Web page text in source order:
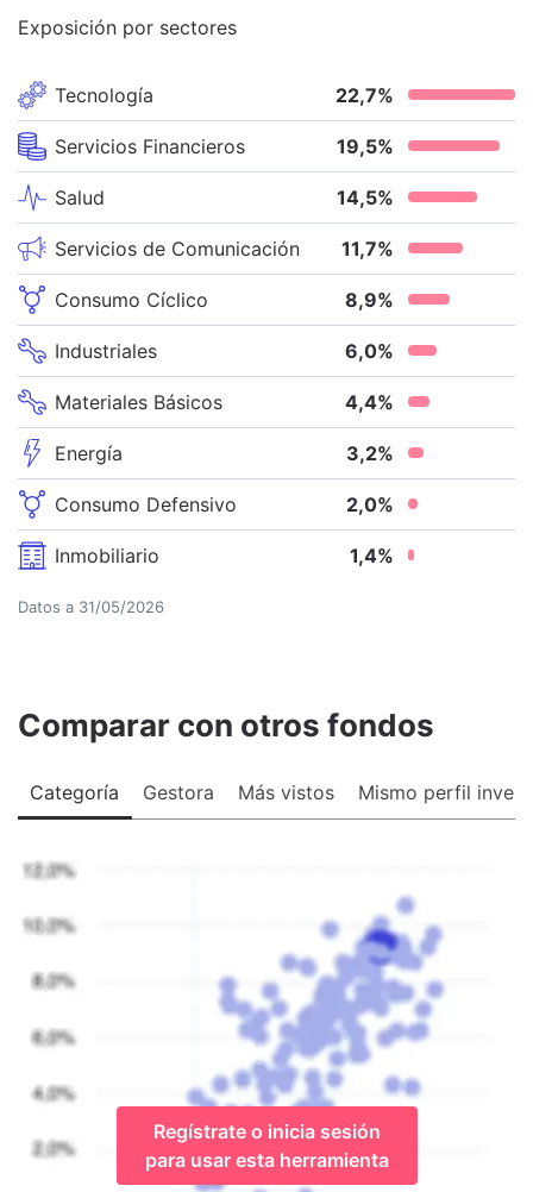
Exposición por sectores
Tecnología 22,7%
Servicios Financieros 19,5%
Salud 14,5%
Servicios de Comunicación 11,7%
Consumo Cíclico 8,9%
Industriales 6,0%
Materiales Básicos 4,4%
Energía 3,2%
Consumo Defensivo 2,0%
Inmobiliario 1,4%
Datos a 31/05/2026
Comparar con otros fondos
Categoría Gestora Más vistos Mismo perfil
Regístrate o inicia sesión
para usar esta herramienta